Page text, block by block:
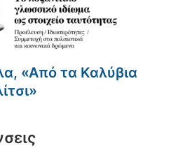
«Από τα Καλύβια